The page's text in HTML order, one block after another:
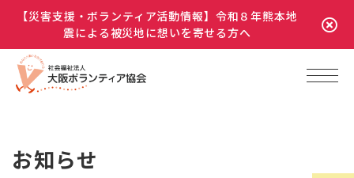
【災害支援・ボランティア活動情報】令和８年熊本地
震による被災地に想いを寄せる方へ
お知らせ